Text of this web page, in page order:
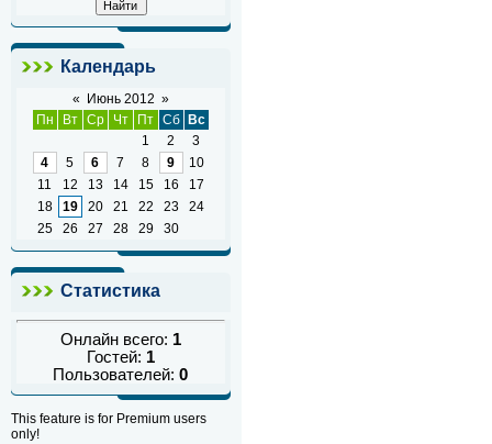
Календарь
« Июнь 2012 »
Пн
Вт Ср Чт Пт Сб Вс
1
2
3
4
5 6 7 8 9
10
11
12 13 14 15 16
17
18
19 20 21 22 23
24
25
26 27 28 29 30
Статистика
Онлайн всего: 1
Гостей: 1
Пользователей:0
This feature is for Premium users
only!